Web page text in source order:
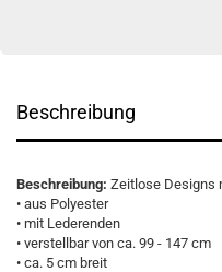
Beschreibung
Beschreibung: Zeitlose Designs
• aus Polyester
• mit Lederenden
• verstellbar von ca. 99 - 147 cm
• ca. 5 cm breit